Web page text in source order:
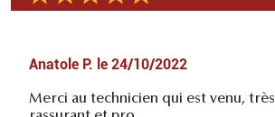
Anatole P. le 24/10/2022
Merci au technicien qui est venu, très